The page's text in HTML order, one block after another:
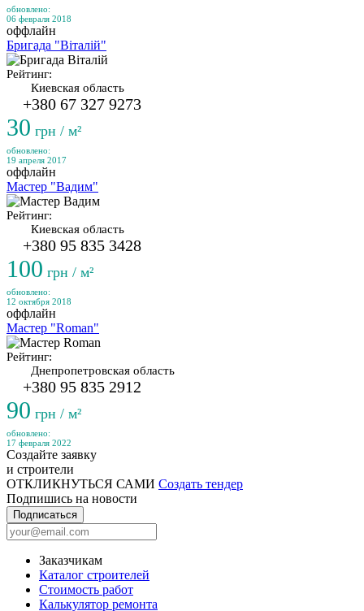
обновлено:
06 февраля 2018
оффлайн
Бригада "Віталій"
Рейтинг:
Киевская область
+380 67 327 9273
30 грн / м²
обновлено:
19 апреля 2017
оффлайн
Мастер "Вадим"
Рейтинг:
Киевская область
+380 95 835 3428
100 грн / м²
обновлено:
12 октября 2018
оффлайн
Мастер "Roman"
Рейтинг:
Днепропетровская область
+380 95 835 2912
90 грн / м²
обновлено:
17 февраля 2022
Создайте заявку
и строители
ОТКЛИКНУТЬСЯ САМИ Создать тендер
Подпишись на новости
Подписаться
Заказчикам
Каталог строителей
Стоимость работ
Калькулятор ремонта